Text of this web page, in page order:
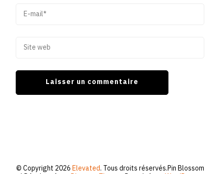
© Copyright 2026Elevated. Tous droits réservés.Pin Blossom